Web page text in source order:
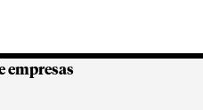
empresas